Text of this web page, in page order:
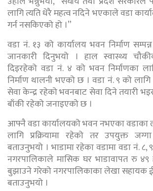
लागि त्यति धेरै महत्व नदिने भएकाले वडा
गर्न नसकिएको हो ।”
वडा नं. १३ को कार्यालय भवन निर्माण
जानकारी दिनुभयो । हाल स्वास्थ्य
दिइरहेको वडा नं. ४ को भवन निर्माणका
निर्माण थालनी भएको छ । वडा नं. ९ को
सेवा केन्द्र रहेको भवनबाट सेवा दिने तयारी
बाँकी रहेको जनाइएको छ ।
आफ्नै वडा कार्यालयको भवन नभएका वडाका
लागि प्रक्रियामा रहेको तर उपयुक्त
बताउनुभयो । भाडामा रहेका वडामा वडा नं. ८,
नगरपालिकाले मासिक घर भाडावापत रु
बुझाउने गरेको नगरपालिकाका लेखा सहायक
बताउनुभयो ।